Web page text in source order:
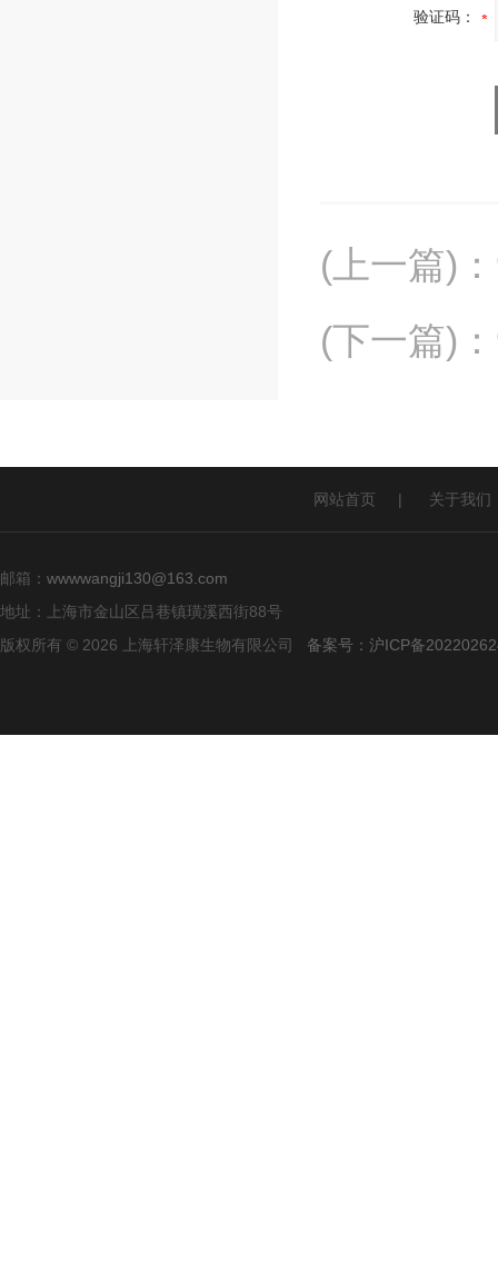
验证码：
(上一篇) ：
(下一篇) ：
网站首页 | 关于我们
邮箱： wwwwangji130@163.com
地址：上海市金山区吕巷镇璜溪西街88号
版权所有 © 2026 上海轩泽康生物有限公司 备案号：沪ICP备